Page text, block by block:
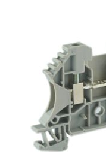
Купить в 1 клик